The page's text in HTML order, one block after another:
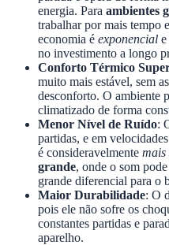
energia. Para ambientes
trabalhar por mais tempo
economia é exponencial
no investimento a longo
Conforto Térmico
muito mais estável, sem
desconforto. O ambiente
climatizado de forma
Menor Nível de Ruído:
partidas, e em
é consideravelmente mais
grande, onde o som
grande diferencial para o
Maior Durabilidade: O
pois ele não sofre os
constantes partidas e
aparelho.